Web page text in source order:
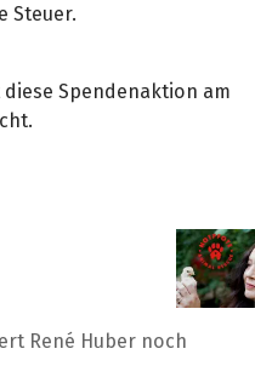
Steuer.
Spendenaktion am
René Huber noch